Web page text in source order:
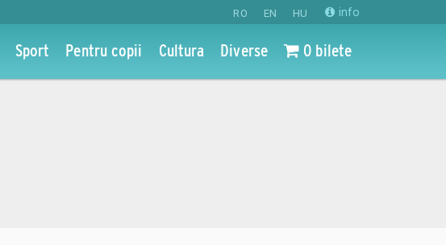
RO EN HU info
Sport Pentru copii Cultura Diverse 0 bilete